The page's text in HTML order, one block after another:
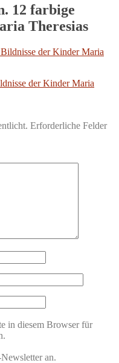
12 farbige
Theresias
der Kinder Maria
Erforderliche Felder
in diesem Browser für
an.